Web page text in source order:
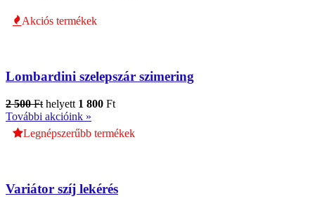
Akciós termékek
Lombardini szelepszár szimering
2 500 Ft helyett 1 800 Ft
További akcióink »
Legnépszerűbb termékek
Variátor szíj lekérés